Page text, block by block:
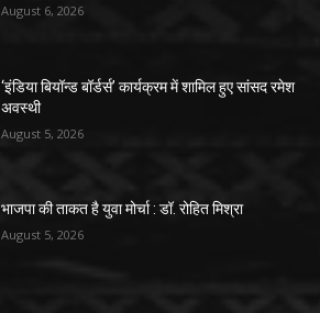
August 6, 2026
‘इंडिया बियॉन्ड बॉर्डर्स’ कार्यक्रम में शामिल हुए सांसद रमेश
अवस्थी
August 5, 2026
भाजपा की ताकत है युवा मोर्चा : डॉ. रोहित मिश्रा
August 5, 2026